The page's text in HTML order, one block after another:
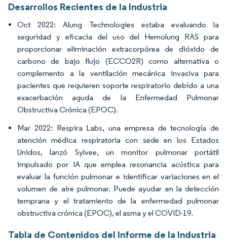
Desarrollos Recientes de la Industria
Oct 2022: Alung Technologies estaba evaluando la
seguridad y eficacia del uso del Hemolung RAS para
proporcionar eliminación extracorpórea de dióxido de
carbono de bajo flujo (ECCO2R) como alternativa o
complemento a la ventilación mecánica invasiva para
pacientes que requieren soporte respiratorio debido a una
exacerbación aguda de la Enfermedad Pulmonar
Obstructiva Crónica (EPOC).
Mar 2022: Respira Labs, una empresa de tecnología de
atención médica respiratoria con sede en los Estados
Unidos, lanzó Sylvee, un monitor pulmonar portátil
impulsado por IA que emplea resonancia acústica para
evaluar la función pulmonar e identificar variaciones en el
volumen de aire pulmonar. Puede ayudar en la detección
temprana y el tratamiento de la enfermedad pulmonar
obstructiva crónica (EPOC), el asma y el COVID-19.
Tabla de Contenidos del Informe de la Industria